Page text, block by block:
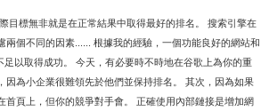
目標無非就是在正常結果中取得最好的排名。 搜索引擎在
兩個不同的因素...... 根據我的經驗，一個功能良好的網站和
足以取得成功。 今天，有必要時不時地在谷歌上為你的重
因為小企業很難領先於他們並保持排名。 其次，因為如果
首頁上，但你的競爭對手會。 正確使用內部鏈接是增加網